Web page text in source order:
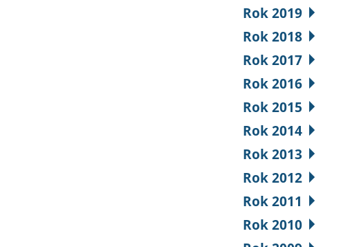
Rok 2019
Rok 2018
Rok 2017
Rok 2016
Rok 2015
Rok 2014
Rok 2013
Rok 2012
Rok 2011
Rok 2010